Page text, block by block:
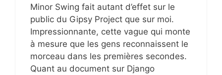
Minor Swing fait autant d’effet sur le
public du Gipsy Project que sur moi.
Impressionnante, cette vague qui monte
à mesure que les gens reconnaissent le
morceau dans les premières secondes.
Quant au document sur Django